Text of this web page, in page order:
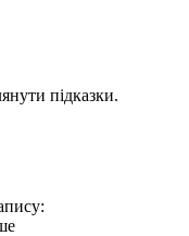
підказки.